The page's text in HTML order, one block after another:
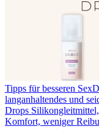
Tipps für besseren Sex
langanhaltendes und
Drops
Komfort, weniger